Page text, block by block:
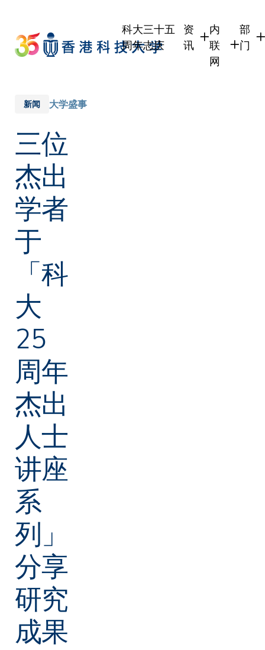
main
content
科大三十五
周年志庆
资
讯
内
联
网
部
门
新闻 大学盛事
三位
杰出
学者
于
「科
大
25
周年
杰出
人士
讲座
系
列」
分享
研究
成果